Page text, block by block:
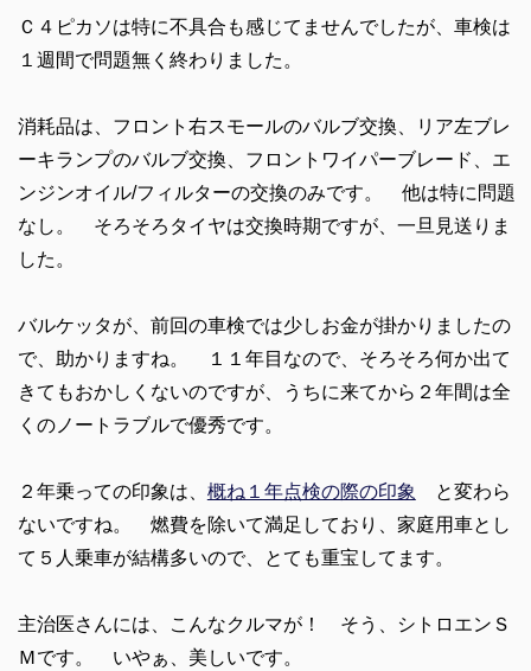
Ｃ４ピカソは特に不具合も感じてませんでしたが、車検は
１週間で問題無く終わりました。
消耗品は、フロント右スモールのバルブ交換、リア左ブレ
ーキランプのバルブ交換、フロントワイパーブレード、エ
ンジンオイル/フィルターの交換のみです。 他は特に問題
なし。 そろそろタイヤは交換時期ですが、一旦見送りま
した。
バルケッタが、前回の車検では少しお金が掛かりましたの
で、助かりますね。 １１年目なので、そろそろ何か出て
きてもおかしくないのですが、うちに来てから２年間は全
くのノートラブルで優秀です。
２年乗っての印象は、 概ね１年点検の際の印象
と変わら
ないですね。 燃費を除いて満足しており、家庭用車とし
て５人乗車が結構多いので、とても重宝してます。
主治医さんには、こんなクルマが！ そう、シトロエンＳ
Ｍです。 いやぁ、美しいです。